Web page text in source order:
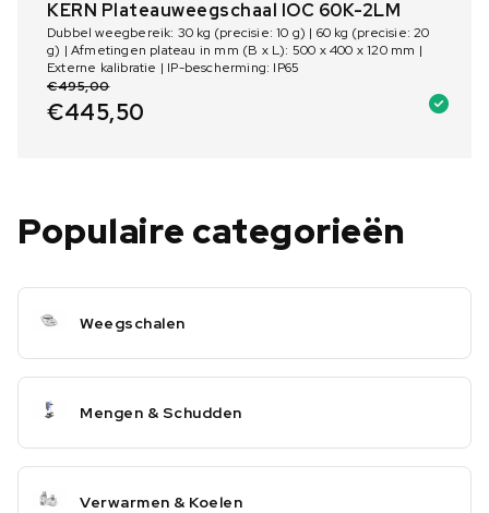
KERN Plateauweegschaal IOC 60K-2LM
Dubbel weegbereik: 30 kg (precisie: 10 g) | 60 kg (precisie: 20
g) | Afmetingen plateau in mm (B x L): 500 x 400 x 120 mm |
Externe kalibratie | IP-bescherming: IP65
€495,00
€445,50
Populaire categorieën
Weegschalen
Mengen & Schudden
Verwarmen & Koelen